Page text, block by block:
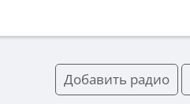
Добавить радио